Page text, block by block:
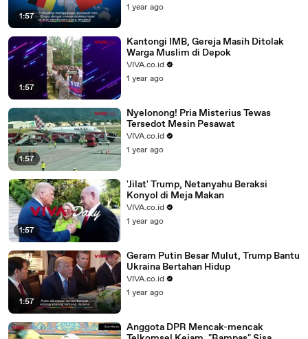
1:57
1 year ago
1:57
Kantongi IMB, Gereja Masih Ditolak
Warga Muslim di Depok
VIVA.co.id
1 year ago
1:57
Nyelonong! Pria Misterius Tewas
Tersedot Mesin Pesawat
VIVA.co.id
1 year ago
1:57
'Jilat' Trump, Netanyahu Beraksi
Konyol di Meja Makan
VIVA.co.id
1 year ago
1:57
Geram Putin Besar Mulut, Trump Bantu
Ukraina Bertahan Hidup
VIVA.co.id
1 year ago
Anggota DPR Mencak-mencak